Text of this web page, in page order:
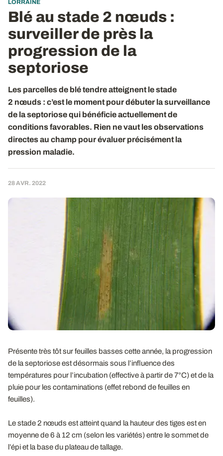
LORRAINE
Blé au stade 2 nœuds :
surveiller de près la
progression de la
septoriose
Les parcelles de blé tendre atteignent le stade
2 nœuds : c’est le moment pour débuter la surveillance
de la septoriose qui bénéficie actuellement de
conditions favorables. Rien ne vaut les observations
directes au champ pour évaluer précisément la
pression maladie.
28 AVR. 2022
Présente très tôt sur feuilles basses cette année, la progression
de la septoriose est désormais sous l’influence des
températures pour l’incubation (effective à partir de 7°C) et de la
pluie pour les contaminations (effet rebond de feuilles en
feuilles).
Le stade 2 nœuds est atteint quand la hauteur des tiges est en
moyenne de 6 à 12 cm (selon les variétés) entre le sommet de
l’épi et la base du plateau de tallage.